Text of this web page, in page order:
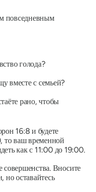
повседневным
голода?
вместе с семьей?
рано, чтобы
16:8 и будете
то ваш временной
как с 11:00 до 19:00.
совершенства. Вносите
но оставайтесь